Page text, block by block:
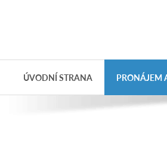
ÚVODNÍ STRANA PRONÁJEM